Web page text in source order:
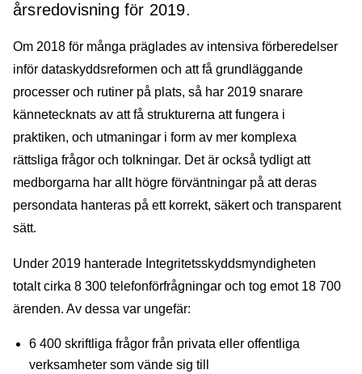
årsredovisning för 2019.
Om 2018 för många präglades av intensiva förberedelser
inför dataskyddsreformen och att få grundläggande
processer och rutiner på plats, så har 2019 snarare
kännetecknats av att få strukturerna att fungera i
praktiken, och utmaningar i form av mer komplexa
rättsliga frågor och tolkningar. Det är också tydligt att
medborgarna har allt högre förväntningar på att deras
persondata hanteras på ett korrekt, säkert och transparent
sätt.
Under 2019 hanterade Integritetsskyddsmyndigheten
totalt cirka 8 300 telefonförfrågningar och tog emot 18 700
ärenden. Av dessa var ungefär:
6 400 skriftliga frågor från privata eller offentliga
verksamheter som vände sig till